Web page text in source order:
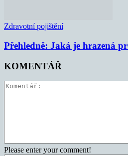
Zdravotní pojištění
Přehledně: Jaká je hrazená
KOMENTÁŘ
Please enter your comment!